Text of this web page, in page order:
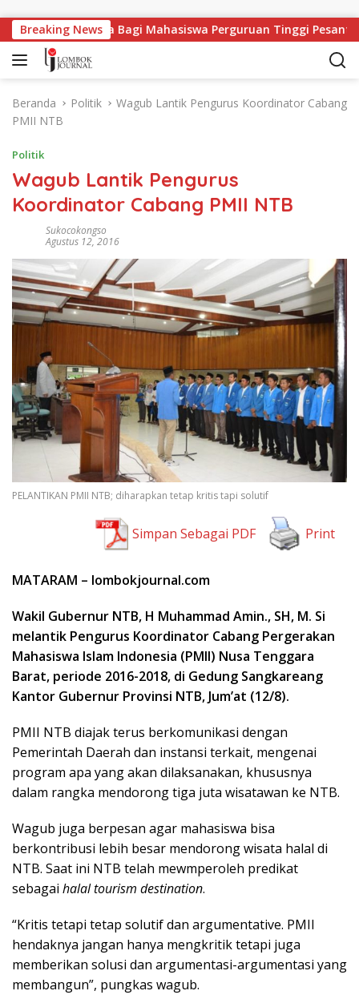
Breaking News
Lapangan Kerja Bagi Mahasiswa Perguruan Tinggi Pesantren
Beranda Politik
Wagub Lantik Pengurus Koordinator Cabang
PMII NTB
Politik
Wagub Lantik Pengurus
Koordinator Cabang PMII NTB
Sukocokongso
Agustus 12, 2016
PELANTIKAN PMII NTB; diharapkan tetap kritis tapi solutif
Simpan Sebagai PDF Print
MATARAM – lombokjournal.com
Wakil Gubernur NTB, H Muhammad Amin., SH, M. Si
melantik Pengurus Koordinator Cabang Pergerakan
Mahasiswa Islam Indonesia (PMII) Nusa Tenggara
Barat, periode 2016-2018, di Gedung Sangkareang
Kantor Gubernur Provinsi NTB, Jum’at (12/8).
PMII NTB diajak terus berkomunikasi dengan
Pemerintah Daerah dan instansi terkait, mengenai
program apa yang akan dilaksanakan, khususnya
dalam rangka mendorong tiga juta wisatawan ke NTB.
Wagub juga berpesan agar mahasiswa bisa
berkontribusi lebih besar mendorong wisata halal di
NTB. Saat ini NTB telah mewmperoleh predikat
sebagai halal tourism destination.
“Kritis tetapi tetap solutif dan argumentative. PMII
hendaknya jangan hanya mengkritik tetapi juga
memberikan solusi dan argumentasi-argumentasi yang
membangun”, pungkas wagub.